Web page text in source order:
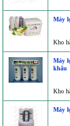
Máy
Kho
Máy
khẩu
Kho
Máy